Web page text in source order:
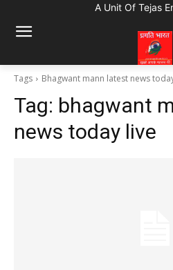
A Unit Of Tejas
Tags Bhagwant mann latest news
Tag: bhagwant
news today live